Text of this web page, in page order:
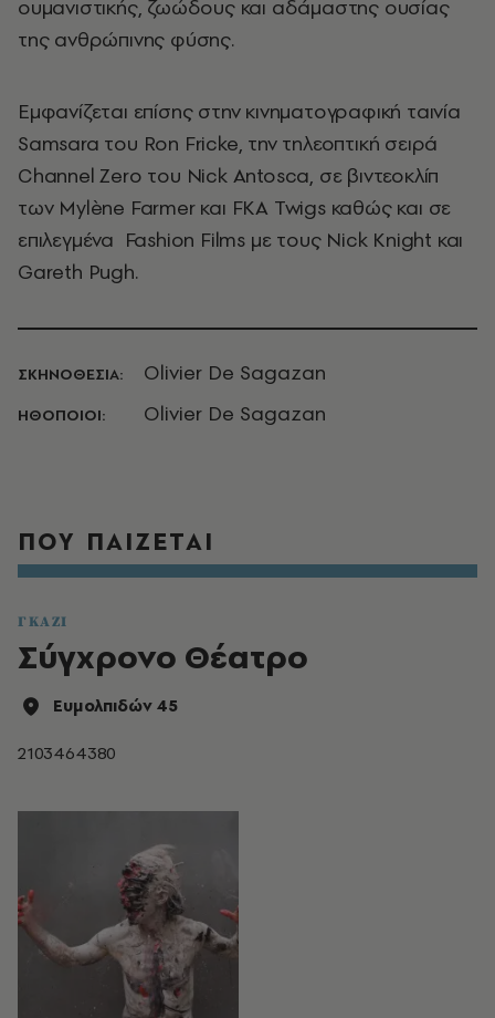
ουμανιστικής, ζωώδους και αδάμαστης ουσίας
της ανθρώπινης φύσης.
Εμφανίζεται επίσης στην κινηματογραφική ταινία
Samsara του Ron Fricke, την τηλεοπτική σειρά
Channel Zero του Nick Antosca, σε βιντεοκλίπ
των Mylène Farmer και FKA Twigs καθώς και σε
επιλεγμένα Fashion Films με τους Nick Knight και
Gareth Pugh.
ΣΚΗΝΟΘΕΣΙΑ: Olivier De Sagazan
ΗΘΟΠΟΙΟΙ: Olivier De Sagazan
ΠΟΥ ΠΑΙΖΕΤΑΙ
ΓΚΑΖΙ
Σύγχρονο Θέατρο
Ευμολπιδών 45
2103464380